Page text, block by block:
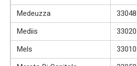
Medeuzza
33048
Mediis
33020
Mels
33010